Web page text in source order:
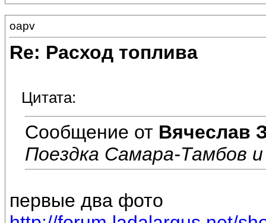
oapv
Re: Расход топлива
Цитата:
Сообщение от Вячеслав
Поездка Самара-Тамбов
первые два фото